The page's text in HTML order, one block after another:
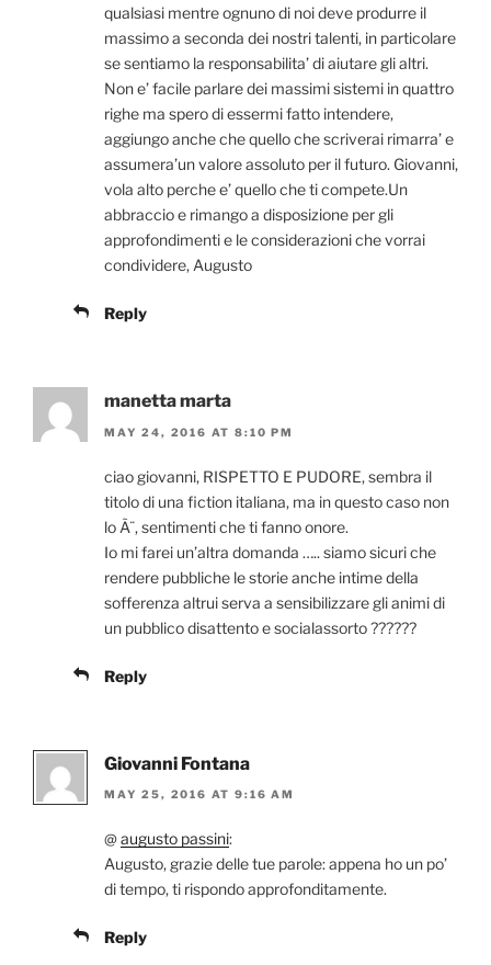
qualsiasi mentre ognuno di noi deve produrre il
massimo a seconda dei nostri talenti, in particolare
se sentiamo la responsabilita’ di aiutare gli altri.
Non e’ facile parlare dei massimi sistemi in quattro
righe ma spero di essermi fatto intendere,
aggiungo anche che quello che scriverai rimarra’ e
assumera’un valore assoluto per il futuro. Giovanni,
vola alto perche e’ quello che ti compete.Un
abbraccio e rimango a disposizione per gli
approfondimenti e le considerazioni che vorrai
condividere, Augusto
Reply
manetta marta
MAY 24, 2016 AT 8:10 PM
ciao giovanni, RISPETTO E PUDORE, sembra il
titolo di una fiction italiana, ma in questo caso non
lo Ã¨, sentimenti che ti fanno onore.
Io mi farei un’altra domanda ….. siamo sicuri che
rendere pubbliche le storie anche intime della
sofferenza altrui serva a sensibilizzare gli animi di
un pubblico disattento e socialassorto ??????
Reply
Giovanni Fontana
MAY 25, 2016 AT 9:16 AM
@augusto passini:
Augusto, grazie delle tue parole: appena ho un po’
di tempo, ti rispondo approfonditamente.
Reply